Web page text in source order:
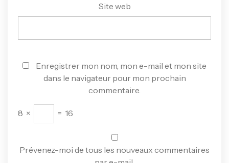
Site web
Enregistrer mon nom, mon e-mail et mon site
dans le navigateur pour mon prochain
commentaire.
8 × = 16
Prévenez-moi de tous les nouveaux commentaires